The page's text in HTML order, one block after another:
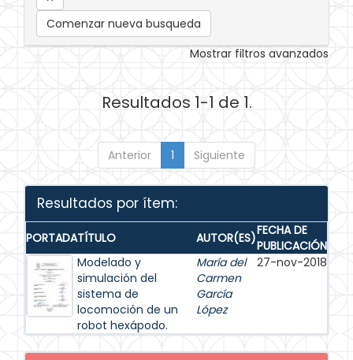
Comenzar nueva busqueda
Mostrar filtros avanzados
Resultados 1-1 de 1.
Anterior 1 Siguiente
Resultados por ítem:
PORTADATÍTULO AUTOR(ES)FECHA DE
PUBLICACIÓN
Modelado y
simulación del
sistema de
locomoción de un
robot hexápodo.
María del
Carmen
García
López
27-nov-2018